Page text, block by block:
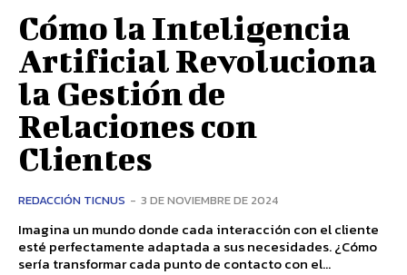
Cómo la Inteligencia
Artificial Revoluciona
la Gestión de
Relaciones con
Clientes
REDACCIÓN TICNUS - 3 DE NOVIEMBRE DE 2024
Imagina un mundo donde cada interacción con el cliente
esté perfectamente adaptada a sus necesidades. ¿Cómo
sería transformar cada punto de contacto con el...